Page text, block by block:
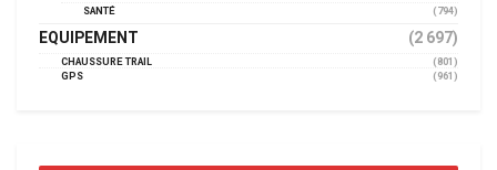
SANTÉ
(794)
EQUIPEMENT (2 697)
CHAUSSURE TRAIL
(801)
GPS
(961)